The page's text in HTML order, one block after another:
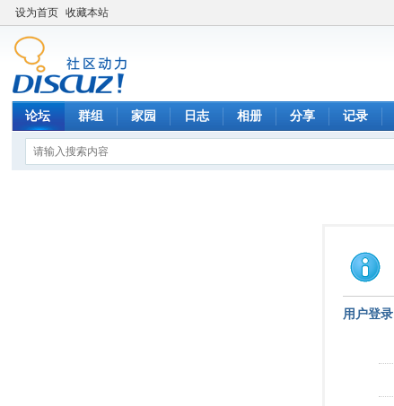
设为首页 收藏本站
论坛 群组 家园 日志 相册 分享 记录
用户登录